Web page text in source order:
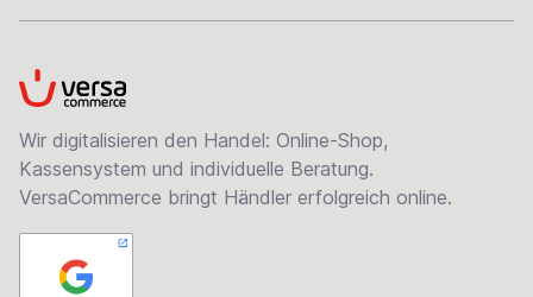
VersaCommerce
Wir digitalisieren den Handel: Online-Shop,
Kassensystem und individuelle Beratung.
VersaCommerce bringt Händler erfolgreich online.